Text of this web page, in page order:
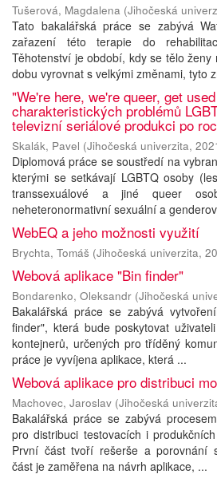
Tušerová, Magdalena (Jihočeská
Tato bakalářská práce se zabývá
zařazení této terapie do
Těhotenství je období, kdy se tělo
dobu vyrovnat s velkými změnami, tyto
"We're here, we're queer, get
charakteristických problémů
televizní seriálové produkci po
Skalák, Pavel (Jihočeská univerzita,
Diplomová práce se soustředí na
kterými se setkávají LGBTQ osoby
transsexuálové a jiné queer
neheteronormativní sexuální a
WebEQ a jeho možnosti využití
Brychta, Tomáš (Jihočeská univerzita,
Webová aplikace "Bin finder"
Bondarenko, Oleksandr (Jihočeská
Bakalářská práce se zabývá
finder", která bude poskytovat
kontejnerů, určených pro tříděný
práce je vyvíjena aplikace, která ...
Webová aplikace pro distribuci
Machovec, Jaroslav (Jihočeská
Bakalářská práce se zabývá
pro distribuci testovacích i
První část tvoří rešerše a porovnání
část je zaměřena na návrh aplikace, ...